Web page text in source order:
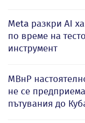
Meta разкри AI
по време на
инструмент
МВнР
не се
пътувания до